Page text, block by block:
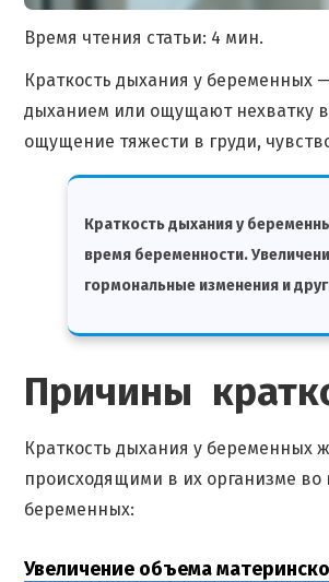
Время чтения статьи: 4 мин.
Краткость дыхания у
дыханием или ощущают нехватку
ощущение тяжести в груди,
Краткость дыхания у
время беременности.
гормональные изменения и
Причины
Краткость дыхания у
происходящими в их организме
беременных:
Увеличение объема